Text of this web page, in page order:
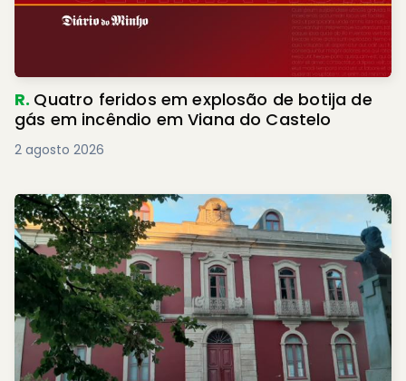
R. Quatro feridos em explosão de botija de
gás em incêndio em Viana do Castelo
2 agosto 2026